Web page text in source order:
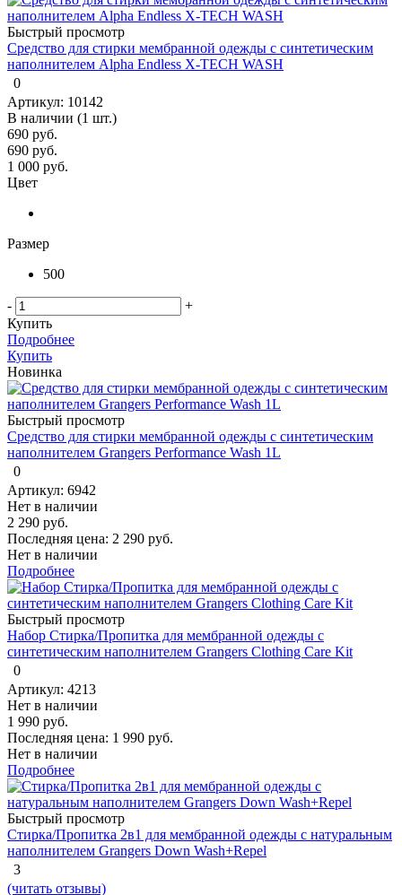
Быстрый просмотр
Средство для стирки мембранной одежды с синтетическим
наполнителем Alpha Endless X-TECH WASH
0
Артикул: 10142
В наличии (1 шт.)
690 руб.
690 руб.
1 000 руб.
Цвет
Размер
500
-
+
Купить
Подробнее
Купить
Новинка
Быстрый просмотр
Средство для стирки мембранной одежды с синтетическим
наполнителем Grangers Performance Wash 1L
0
Артикул: 6942
Нет в наличии
2 290 руб.
Последняя цена: 2 290 руб.
Нет в наличии
Подробнее
Быстрый просмотр
Набор Стирка/Пропитка для мембранной одежды с
синтетическим наполнителем Grangers Clothing Care Kit
0
Артикул: 4213
Нет в наличии
1 990 руб.
Последняя цена: 1 990 руб.
Нет в наличии
Подробнее
Быстрый просмотр
Стирка/Пропитка 2в1 для мембранной одежды с натуральным
наполнителем Grangers Down Wash+Repel
3
(читать отзывы)